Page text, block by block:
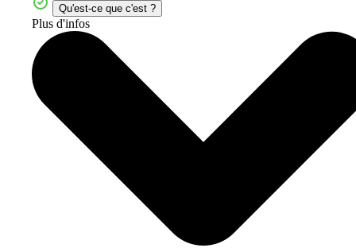
Qu'est-ce que c'est ?
Plus d'infos